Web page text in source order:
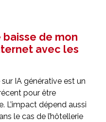
baisse de mon
avec les
sur IA générative est un
pour être
L’impact dépend aussi
le cas de l’hôtellerie